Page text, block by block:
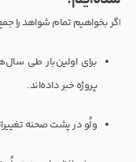
اگر بخواهیم تمام شواهد را
برای اولین‌بار طی
پروژه خبر داده‌اند.
ولُو در پشت صحنه